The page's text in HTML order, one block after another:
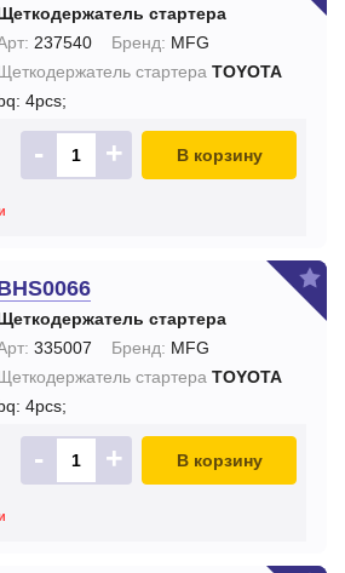
стартера
237540 Бренд: MFG
стартера TOYOTA
4pcs;
- + В корзину
стартера
335007 Бренд: MFG
стартера TOYOTA
4pcs;
- + В корзину